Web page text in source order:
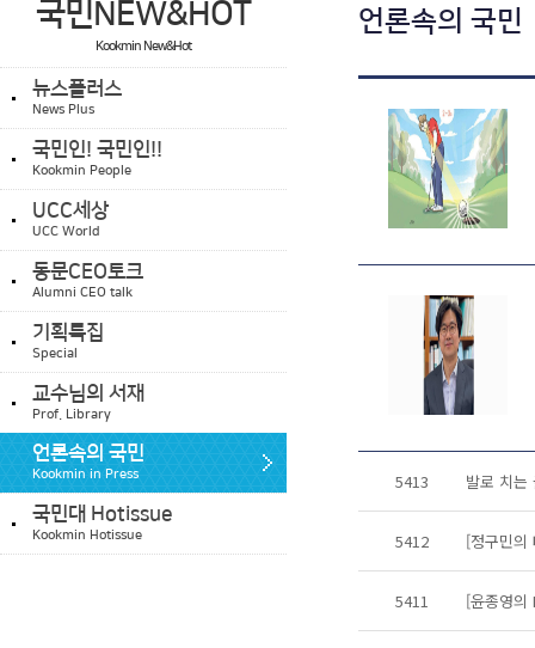
국민NEW&HOT
Kookmin New&Hot
뉴스플러스
News Plus
국민인! 국민인!!
Kookmin People
UCC세상
UCC World
동문CEO토크
Alumni CEO talk
기획특집
Special
교수님의 서재
Prof. Library
언론속의 국민
Kookmin in Press
국민대 Hotissue
Kookmin Hotissue
언론속의 국민
5413 발로 치는
5412 [정구민
5411 [윤종영